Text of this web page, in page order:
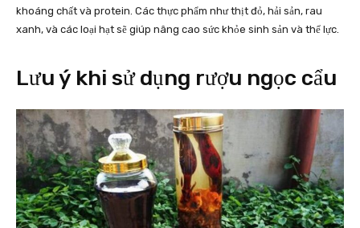
khoáng chất và protein. Các thực phẩm như thịt đỏ, hải sản, rau
xanh, và các loại hạt sẽ giúp nâng cao sức khỏe sinh sản và thể lực.
Lưu ý khi sử dụng rượu ngọc cẩu